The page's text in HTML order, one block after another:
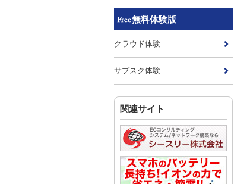
無料体験版
クラウド体験
サブスク体験
関連サイト